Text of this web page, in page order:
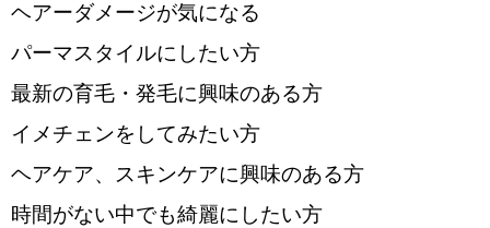
️ヘアーダメージが気になる
️パーマスタイルにしたい方
️最新の育毛・発毛に興味のある方
️イメチェンをしてみたい方
️ヘアケア、スキンケアに興味のある方
️時間がない中でも綺麗にしたい方